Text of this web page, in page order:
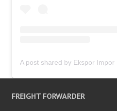
FREIGHT FORWARDER